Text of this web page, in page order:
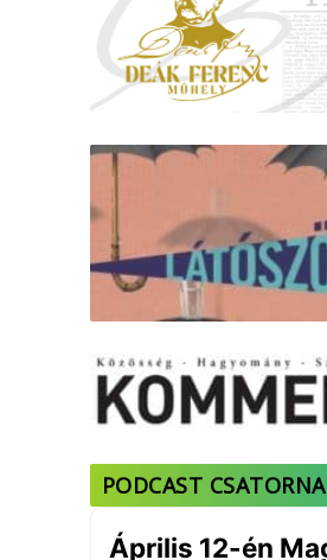
PODCAST CSATORNA